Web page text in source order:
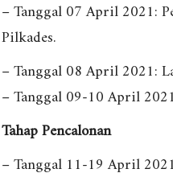
– Tanggal 07 April 2021:
Pilkades.
– Tanggal 08 April 2021:
– Tanggal 09-10 April
Tahap Pencalonan
– Tanggal 11-19 April